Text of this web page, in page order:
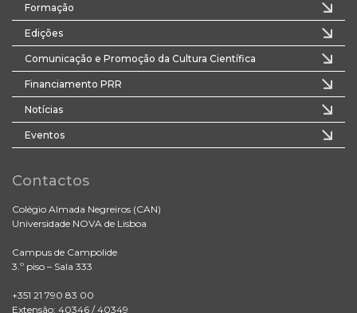
Formação
Edições
Comunicação e Promoção da Cultura Científica
Financiamento PRR
Notícias
Eventos
Contactos
Colégio Almada Negreiros (CAN)
Universidade NOVA de Lisboa
Campus de Campolide
3.º piso – Sala 333
+351 21 790 83 00
Extensão: 40346 / 40349